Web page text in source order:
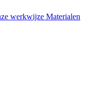
werkwijze Materialen